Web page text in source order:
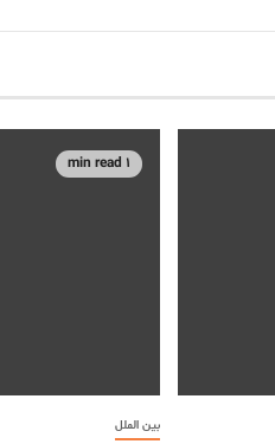
1 min read
بین الملل